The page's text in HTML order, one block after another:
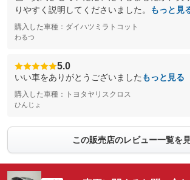
りやすく説明してくださいました。
もっと見
購入した車種：ダイハツミラトコット
わるつ
5.0
いい車をありがとうございました もっと見る
購入した車種：トヨタヤリスクロス
ひんじょ
この販売店のレビュー一覧を